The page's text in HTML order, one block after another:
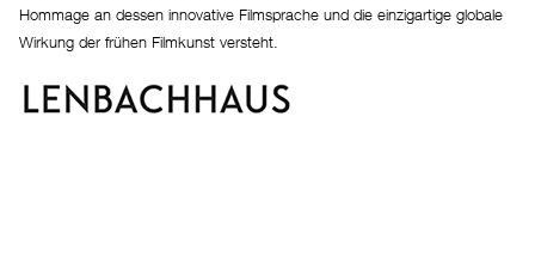
Hommage an dessen innovative Filmsprache und die einzigartige globale
Wirkung der frühen Filmkunst versteht.